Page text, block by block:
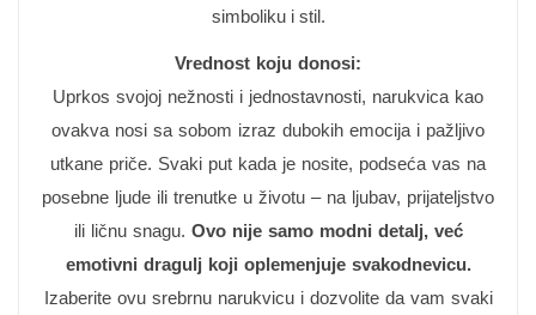
simboliku i stil.
Vrednost koju donosi:
Uprkos svojoj nežnosti i jednostavnosti, narukvica kao
ovakva nosi sa sobom izraz dubokih emocija i pažljivo
utkane priče. Svaki put kada je nosite, podseća vas na
posebne ljude ili trenutke u životu – na ljubav, prijateljstvo
ili ličnu snagu. Ovo nije samo modni detalj, već
emotivni dragulj koji oplemenjuje svakodnevicu.
Izaberite ovu srebrnu narukvicu i dozvolite da vam svaki